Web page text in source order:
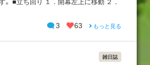
3 63 もっと見る
雑日誌